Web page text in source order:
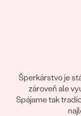
Šperkárstvo je
zároveň ale
Spájame tak